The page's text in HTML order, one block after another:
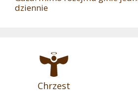
dziennie
Chrzest